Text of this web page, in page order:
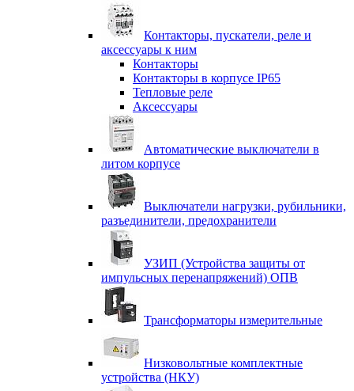
Контакторы, пускатели, реле и
аксессуары к ним
Контакторы
Контакторы в корпусе IP65
Тепловые реле
Аксессуары
Автоматические выключатели в
литом корпусе
Выключатели нагрузки, рубильники,
разъединители, предохранители
УЗИП (Устройства защиты от
импульсных перенапряжений) ОПВ
Трансформаторы измерительные
Низковольтные комплектные
устройства (НКУ)